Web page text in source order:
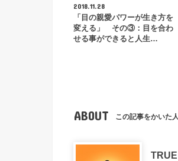
2018.11.28
「目の親愛パワーが生き方を
変える」 その③：目を合わ
せる事ができると人生…
ABOUT この記事をかいた人
TRUE